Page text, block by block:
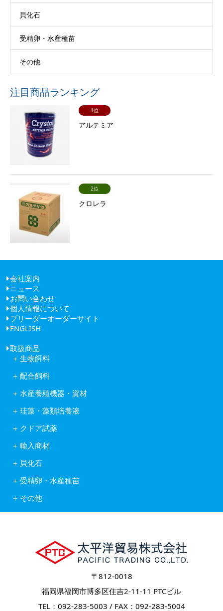
貝化石
受精卵・水産種苗
その他
注目商品ランキング
1位
アルテミア
2位
クロレラ
会社案内
ごあいさつ
経営理念
健康経営
会社概要
アクセス
ニュース
お問い合わせ
個人情報について
ブリーダーオーダーサイト
ENGLISH
取扱商品
生物餌料
ワムシ
アルテミア
コペポーダ
タマミジンコ休眠卵
配合飼料
株式会社ヒガシマル
フィード・ワン株式会社
林兼産業株式会社
日本農産工業株式会社
水産養殖機器・資材
岩崎紫外線殺菌システム
水産用酸素ガス発生装置
活魚移送用ポンプピンピンZ型
自動給餌機
ソフテックス
酸素発生器オージネーター601
水底清掃ロボット
フィッシュカウンター
珪藻・藻類培養液
藻類培養液KW21
含水ケイ酸ゲルカルチャー
Reed Mariculture社製品
クドア試薬
輸入商材
アルテミア
コペポーダ
Reed Mariculture社製品
貝化石
フィッシュグリーン
リヴァイタルグリーン
受精卵・水産種苗
水産種苗
その他
〒812-0018
福岡県福岡市博多区住吉2-11-11 PTCビル
TEL：092-283-5003 / FAX：092-283-5004